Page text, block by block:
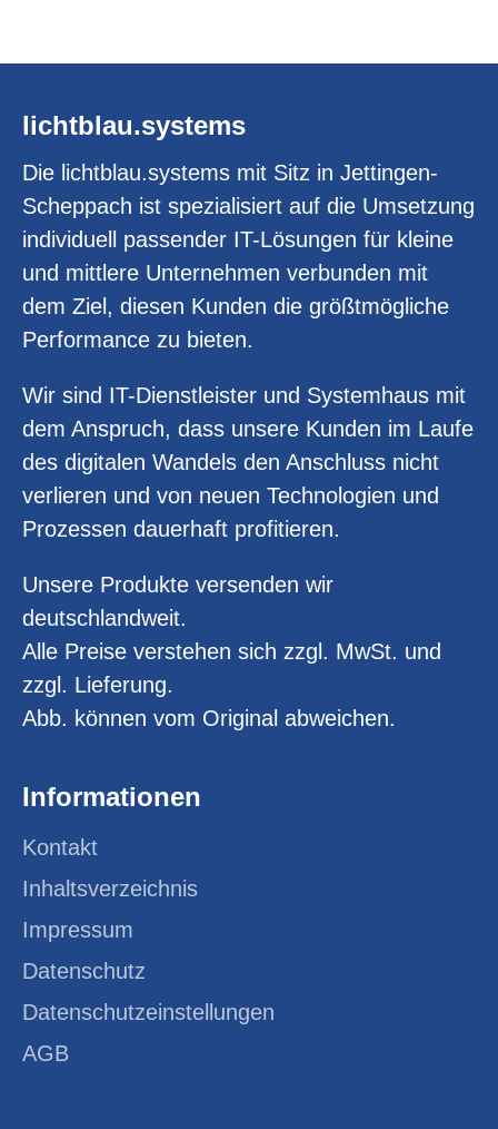
lichtblau.systems
Die lichtblau.systems mit Sitz in Jettingen-
Scheppach ist spezialisiert auf die Umsetzung
individuell passender IT-Lösungen für kleine
und mittlere Unternehmen verbunden mit
dem Ziel, diesen Kunden die größtmögliche
Performance zu bieten.
Wir sind IT-Dienstleister und Systemhaus mit
dem Anspruch, dass unsere Kunden im Laufe
des digitalen Wandels den Anschluss nicht
verlieren und von neuen Technologien und
Prozessen dauerhaft profitieren.
Unsere Produkte versenden wir
deutschlandweit.
Alle Preise verstehen sich zzgl. MwSt. und
zzgl. Lieferung.
Abb. können vom Original abweichen.
Informationen
Kontakt
Inhaltsverzeichnis
Impressum
Datenschutz
Datenschutzeinstellungen
AGB